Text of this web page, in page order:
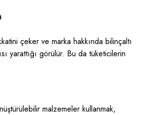
çeker ve marka hakkında bilinçaltı
yarattığı görülür. Bu da tüketicilerin
malzemeler kullanmak,